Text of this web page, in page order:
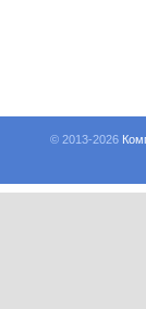
© 2013-2026